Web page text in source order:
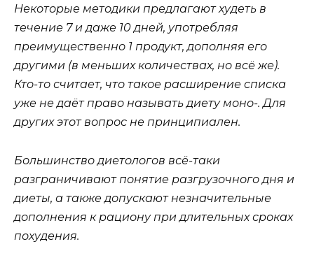
Некоторые методики предлагают худеть в
течение 7 и даже 10 дней, употребляя
преимущественно 1 продукт, дополняя его
другими (в меньших количествах, но всё же).
Кто-то считает, что такое расширение списка
уже не даёт право называть диету моно-. Для
других этот вопрос не принципиален.
Большинство диетологов всё-таки
разграничивают понятие разгрузочного дня и
диеты, а также допускают незначительные
дополнения к рациону при длительных сроках
похудения.